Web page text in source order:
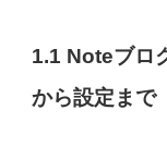
1.1 Noteブロ
から設定まで